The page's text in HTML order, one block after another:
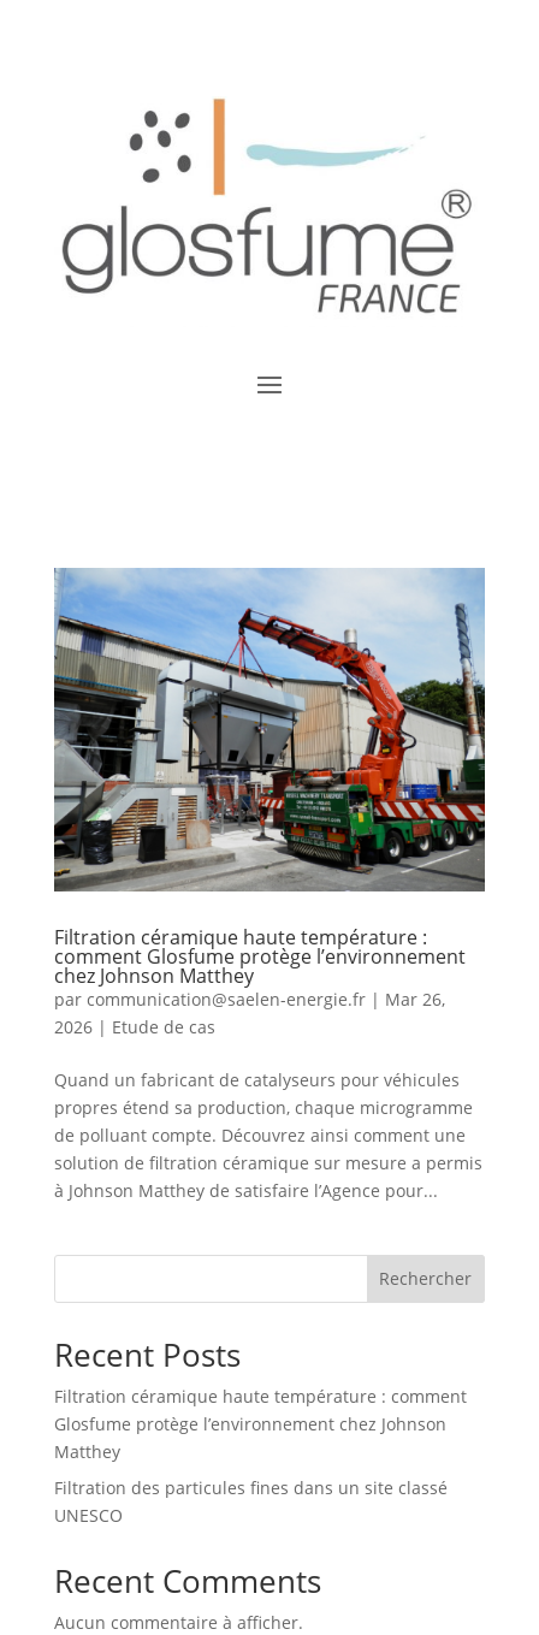
Filtration céramique haute température :
comment Glosfume protège l’environnement
chez Johnson Matthey
par communication@saelen-energie.fr| Mar 26,
2026| Etude de cas
Quand un fabricant de catalyseurs pour véhicules
propres étend sa production, chaque microgramme
de polluant compte. Découvrez ainsi comment une
solution de filtration céramique sur mesure a permis
à Johnson Matthey de satisfaire l’Agence pour...
Rechercher
Recent Posts
Filtration céramique haute température : comment
Glosfume protège l’environnement chez Johnson
Matthey
Filtration des particules fines dans un site classé
UNESCO
Recent Comments
Aucun commentaire à afficher.